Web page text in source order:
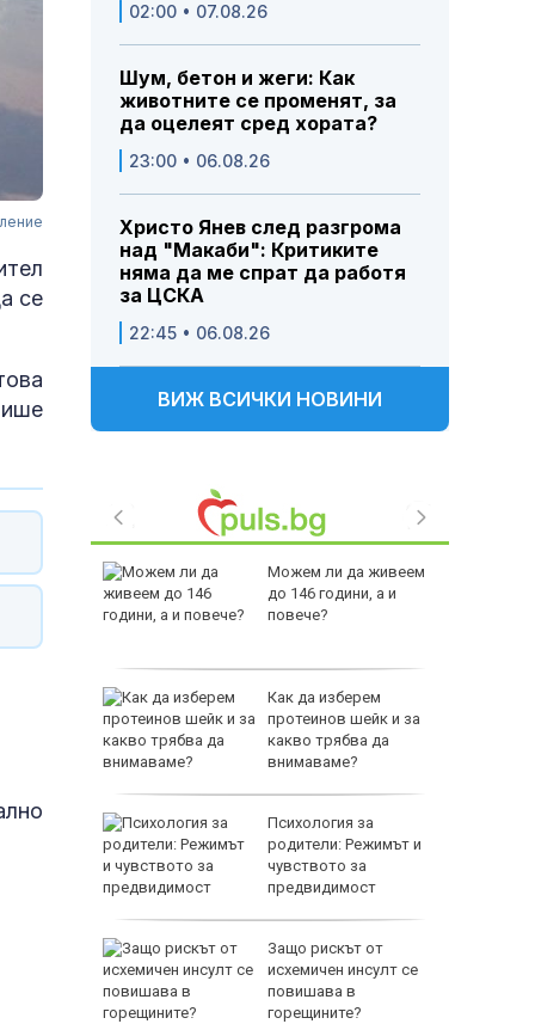
се
02:00 • 07.08.26
Шум, бетон и жеги: Как
животните се променят, за
да оцелеят сред хората?
23:00 • 06.08.26
Христо Янев след разгрома
над "Макаби": Критиките
няма да ме спрат да работя
за ЦСКА
22:45 • 06.08.26
ВИЖ ВСИЧКИ НОВИНИ
Можем ли да живеем
до 146 години, а и
повече?
Как да изберем
протеинов шейк и за
какво трябва да
внимаваме?
Психология за
родители: Режимът и
чувството за
предвидимост
Защо рискът от
исхемичен инсулт се
повишава в
горещините?